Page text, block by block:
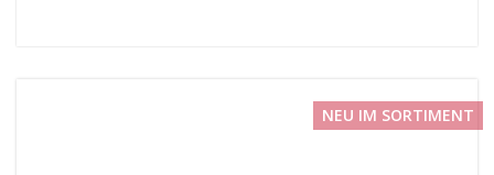
NEU IM SORTIMENT